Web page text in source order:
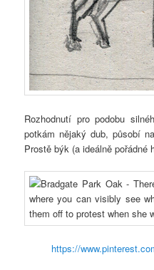
Rozhodnutí pro podobu
potkám nějaký dub, působí
Prostě býk (a ideálně pořádné
https://